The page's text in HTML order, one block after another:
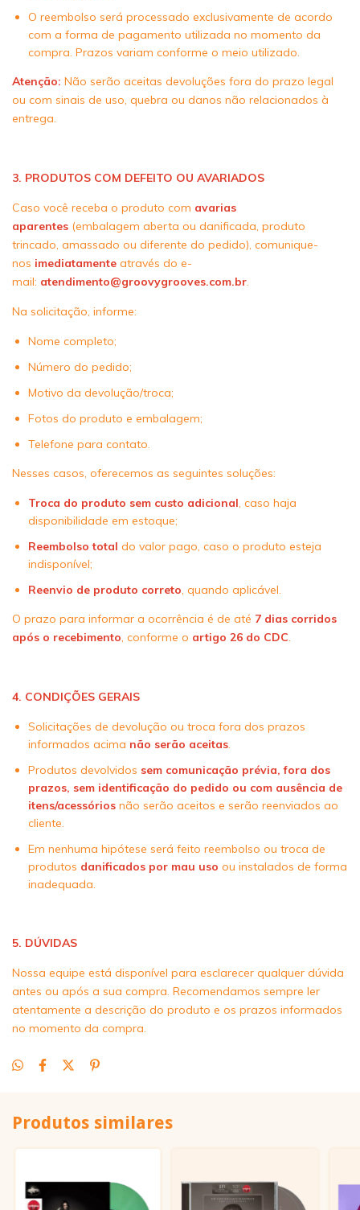
O reembolso será processado exclusivamente de acordo
com a forma de pagamento utilizada no momento da
compra. Prazos variam conforme o meio utilizado.
Atenção: Não serão aceitas devoluções fora do prazo legal
ou com sinais de uso, quebra ou danos não relacionados à
entrega.
3. PRODUTOS COM DEFEITO OU AVARIADOS
Caso você receba o produto com avarias
aparentes (embalagem aberta ou danificada, produto
trincado, amassado ou diferente do pedido), comunique-
nos imediatamente através do e-
mail: atendimento@groovygrooves.com.br.
Na solicitação, informe:
Nome completo;
Número do pedido;
Motivo da devolução/troca;
Fotos do produto e embalagem;
Telefone para contato.
Nesses casos, oferecemos as seguintes soluções:
Troca do produto sem custo adicional, caso haja
disponibilidade em estoque;
Reembolso total do valor pago, caso o produto esteja
indisponível;
Reenvio de produto correto, quando aplicável.
O prazo para informar a ocorrência é de até 7 dias corridos
após o recebimento, conforme o artigo 26 do CDC.
4. CONDIÇÕES GERAIS
Solicitações de devolução ou troca fora dos prazos
informados acima não serão aceitas.
Produtos devolvidos sem comunicação prévia, fora dos
prazos, sem identificação do pedido ou com ausência de
itens/acessórios não serão aceitos e serão reenviados ao
cliente.
Em nenhuma hipótese será feito reembolso ou troca de
produtos danificados por mau uso ou instalados de forma
inadequada.
5. DÚVIDAS
Nossa equipe está disponível para esclarecer qualquer dúvida
antes ou após a sua compra. Recomendamos sempre ler
atentamente a descrição do produto e os prazos informados
no momento da compra.
Produtos similares